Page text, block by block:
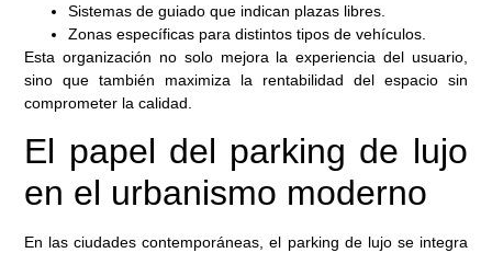
Sistemas de guiado que indican plazas libres.
Zonas específicas para distintos tipos de vehículos.
Esta organización no solo mejora la experiencia del usuario,
sino que también maximiza la rentabilidad del espacio sin
comprometer la calidad.
El papel del parking de lujo
en el urbanismo moderno
En las ciudades contemporáneas, el parking de lujo se integra